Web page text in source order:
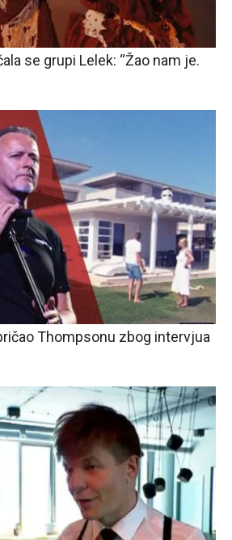
se grupi Lelek: “Žao nam je.
Thompsonu zbog intervjua